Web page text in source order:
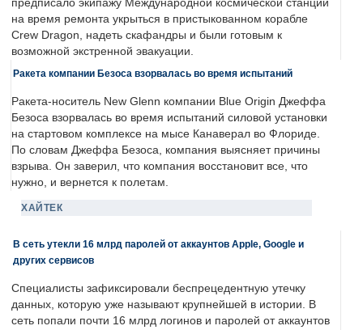
предписало экипажу Международной космической станции
на время ремонта укрыться в пристыкованном корабле
Crew Dragon, надеть скафандры и были готовым к
возможной экстренной эвакуации.
Ракета компании Безоса взорвалась во время испытаний
Ракета-носитель New Glenn компании Blue Origin Джеффа
Безоса взорвалась во время испытаний силовой установки
на стартовом комплексе на мысе Канаверал во Флориде.
По словам Джеффа Безоса, компания выясняет причины
взрыва. Он заверил, что компания восстановит все, что
нужно, и вернется к полетам.
ХАЙТЕК
В сеть утекли 16 млрд паролей от аккаунтов Apple, Google и
других сервисов
Специалисты зафиксировали беспрецедентную утечку
данных, которую уже называют крупнейшей в истории. В
сеть попали почти 16 млрд логинов и паролей от аккаунтов